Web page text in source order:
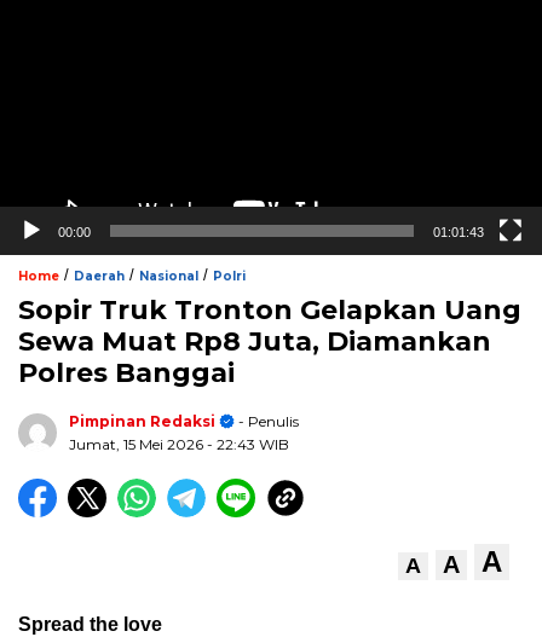
00:00 01:01:43
Home / Daerah / Nasional / Polri
Sopir Truk Tronton Gelapkan Uang
Sewa Muat Rp8 Juta, Diamankan
Polres Banggai
Pimpinan Redaksi
- Penulis
Jumat, 15 Mei 2026 - 22:43 WIB
A A A
Spread the love